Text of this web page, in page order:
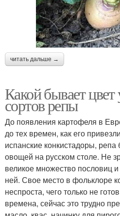
читать дальше →
Какой бывает
сортов репы
До появления картофеля в
до тех времен, как его
испанские конкистадоры,
овощей на русском столе. Не
великое множество пословиц
ней. Свое место в фольклоре
неспроста, чего только не
времена, сейчас это трудно